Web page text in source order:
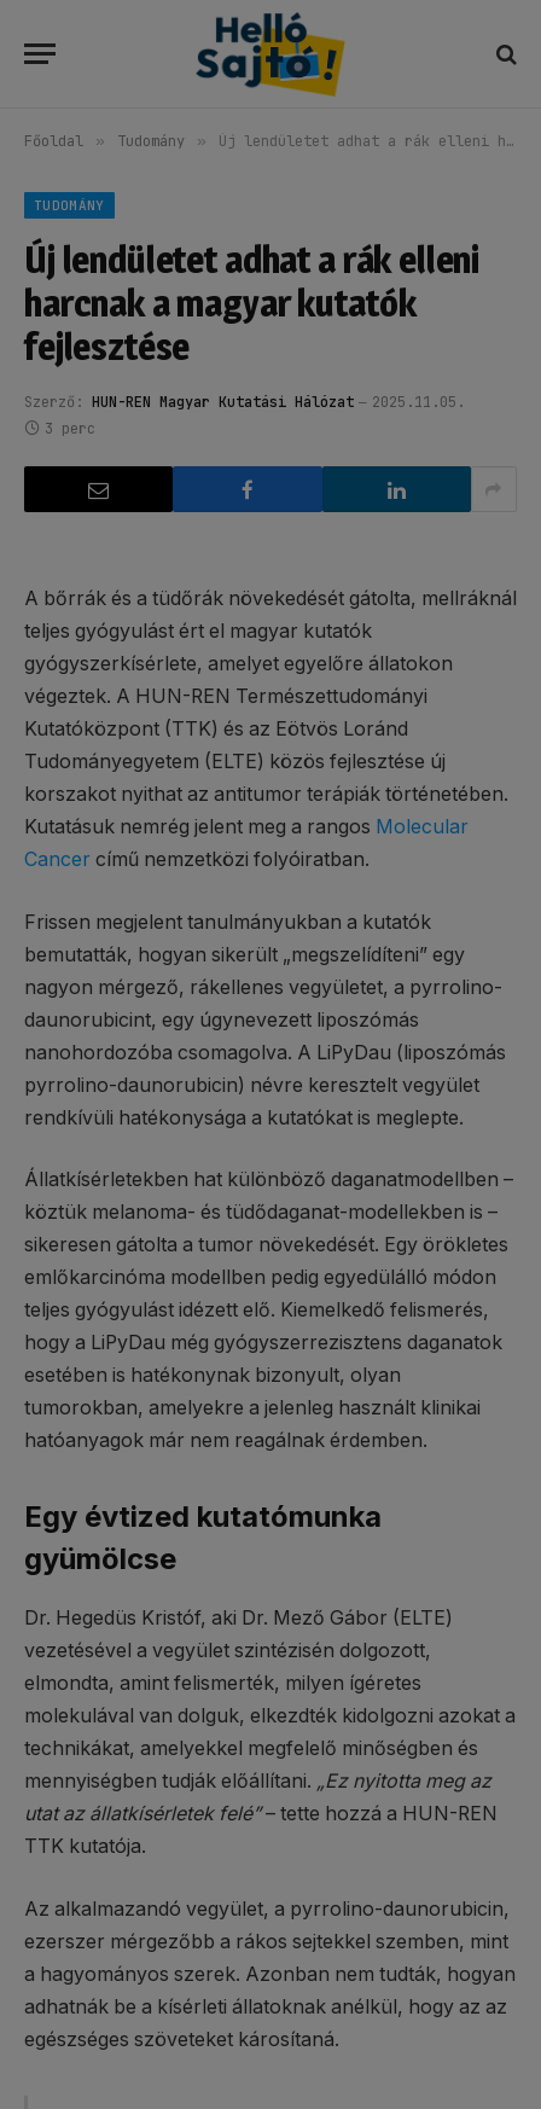
Főoldal » Tudomány » Új lendületet adhat a rák elleni harcnak a magyar kutatók fejlesztése
TUDOMÁNY
Új lendületet adhat a rák elleni
harcnak a magyar kutatók
fejlesztése
Szerző: HUN-REN Magyar Kutatási Hálózat
2025.11.05.
3 perc
A bőrrák és a tüdőrák növekedését gátolta, mellráknál
teljes gyógyulást ért el magyar kutatók
gyógyszerkísérlete, amelyet egyelőre állatokon
végeztek. A HUN-REN Természettudományi
Kutatóközpont (TTK) és az Eötvös Loránd
Tudományegyetem (ELTE) közös fejlesztése új
korszakot nyithat az antitumor terápiák történetében.
Kutatásuk nemrég jelent meg a rangos Molecular
Cancer című nemzetközi folyóiratban.
Frissen megjelent tanulmányukban a kutatók
bemutatták, hogyan sikerült „megszelídíteni” egy
nagyon mérgező, rákellenes vegyületet, a pyrrolino-
daunorubicint, egy úgynevezett liposzómás
nanohordozóba csomagolva. A LiPyDau (liposzómás
pyrrolino-daunorubicin) névre keresztelt vegyület
rendkívüli hatékonysága a kutatókat is meglepte.
Állatkísérletekben hat különböző daganatmodellben –
köztük melanoma- és tüdődaganat-modellekben is –
sikeresen gátolta a tumor növekedését. Egy örökletes
emlőkarcinóma modellben pedig egyedülálló módon
teljes gyógyulást idézett elő. Kiemelkedő felismerés,
hogy a LiPyDau még gyógyszerrezisztens daganatok
esetében is hatékonynak bizonyult, olyan
tumorokban, amelyekre a jelenleg használt klinikai
hatóanyagok már nem reagálnak érdemben.
Egy évtized kutatómunka
gyümölcse
Dr. Hegedüs Kristóf, aki Dr. Mező Gábor (ELTE)
vezetésével a vegyület szintézisén dolgozott,
elmondta, amint felismerték, milyen ígéretes
molekulával van dolguk, elkezdték kidolgozni azokat a
technikákat, amelyekkel megfelelő minőségben és
mennyiségben tudják előállítani. „Ez nyitotta meg az
utat az állatkísérletek felé”– tette hozzá a HUN-REN
TTK kutatója.
Az alkalmazandó vegyület, a pyrrolino-daunorubicin,
ezerszer mérgezőbb a rákos sejtekkel szemben, mint
a hagyományos szerek. Azonban nem tudták, hogyan
adhatnák be a kísérleti állatoknak anélkül, hogy az az
egészséges szöveteket károsítaná.